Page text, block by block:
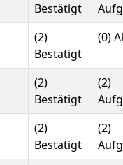
Bestätigt
(2)
Bestätigt
(0)
(2)
Bestätigt
(2)
(2)
Bestätigt
(2)